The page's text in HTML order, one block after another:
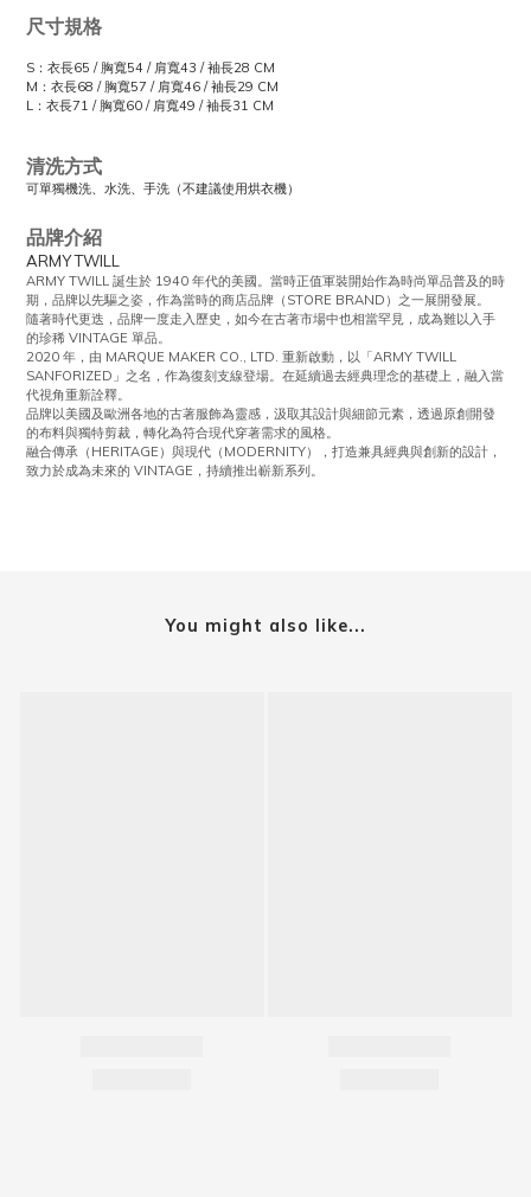
尺寸規格
S：衣長65 / 胸寬54 / 肩寬43 / 袖長28 CM
M：衣長68 / 胸寬57 / 肩寬46 / 袖長29 CM
L：衣長71 / 胸寬60 / 肩寬49 / 袖長31 CM
清洗方式
可單獨機洗、水洗、手洗（不建議使用烘衣機）
品牌介紹
ARMY TWILL
ARMY TWILL 誕生於 1940 年代的美國。當時正值軍裝開始作為時尚單品普及的時
期，品牌以先驅之姿，作為當時的商店品牌（STORE BRAND）之一展開發展。
隨著時代更迭，品牌一度走入歷史，如今在古著市場中也相當罕見，成為難以入手
的珍稀 VINTAGE 單品。
2020 年，由 MARQUE MAKER CO., LTD. 重新啟動，以「ARMY TWILL
SANFORIZED」之名，作為復刻支線登場。在延續過去經典理念的基礎上，融入當
代視角重新詮釋。
品牌以美國及歐洲各地的古著服飾為靈感，汲取其設計與細節元素，透過原創開發
的布料與獨特剪裁，轉化為符合現代穿著需求的風格。
融合傳承（HERITAGE）與現代（MODERNITY），打造兼具經典與創新的設計，
致力於成為未來的 VINTAGE，持續推出嶄新系列。
You might also like...